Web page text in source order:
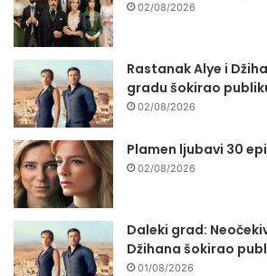
02/08/2026
Rastanak Alye i
gradu šokirao
02/08/2026
Plamen ljubavi 30
02/08/2026
Daleki grad:
Džihana šokirao
01/08/2026